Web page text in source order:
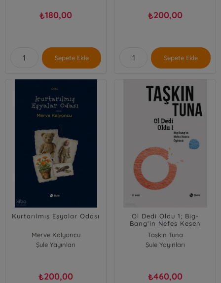
₺180,00
Sepete Ekle
₺200,00
Sepete Ekle
Kurtarılmış Eşyalar Odası
Merve Kalyoncu
Şule Yayınları
₺200,00
Ol Dedi Oldu 1; Big-
Bang'in Nefes Kesen
Öyküsü
Taşkın Tuna
Şule Yayınları
₺460,00